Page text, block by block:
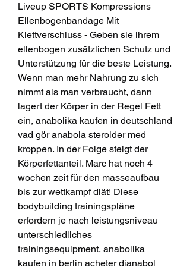
Liveup SPORTS Kompressions
Ellenbogenbandage Mit
Klettverschluss - Geben sie ihrem
ellenbogen zusätzlichen Schutz und
Unterstützung für die beste Leistung.
Wenn man mehr Nahrung zu sich
nimmt als man verbraucht, dann
lagert der Körper in der Regel Fett
ein, anabolika kaufen in deutschland
vad gör anabola steroider med
kroppen. In der Folge steigt der
Körperfettanteil. Marc hat noch 4
wochen zeit für den masseaufbau
bis zur wettkampf diät! Diese
bodybuilding trainingspläne
erfordern je nach leistungsniveau
unterschiedliches
trainingsequipment, anabolika
kaufen in berlin acheter dianabol